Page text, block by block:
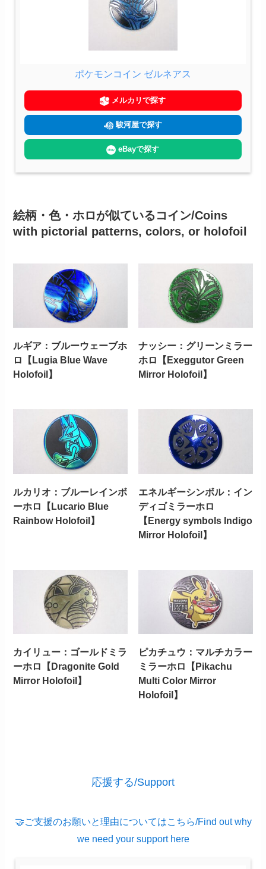
ポケモンコイン ゼルネアス
メルカリで探す
駿河屋で探す
eBayで探す
絵柄・色・ホロが似ているコイン/Coins
with pictorial patterns, colors, or holofoil
ルギア：ブルーウェーブホ
ロ【Lugia Blue Wave
Holofoil】
ナッシー：グリーンミラー
ホロ【Exeggutor Green
Mirror Holofoil】
ルカリオ：ブルーレインボ
ーホロ【Lucario Blue
Rainbow Holofoil】
エネルギーシンボル：イン
ディゴミラーホロ
【Energy symbols Indigo
Mirror Holofoil】
カイリュー：ゴールドミラ
ーホロ【Dragonite Gold
Mirror Holofoil】
ピカチュウ：マルチカラー
ミラーホロ【Pikachu
Multi Color Mirror
Holofoil】
応援する/Support
🤝ご支援のお願いと理由についてはこちら/Find out why
we need your support here